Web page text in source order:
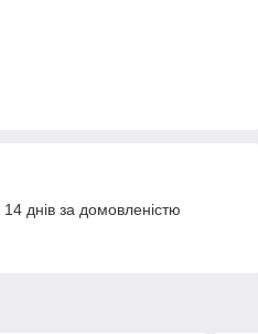
днів за домовленістю